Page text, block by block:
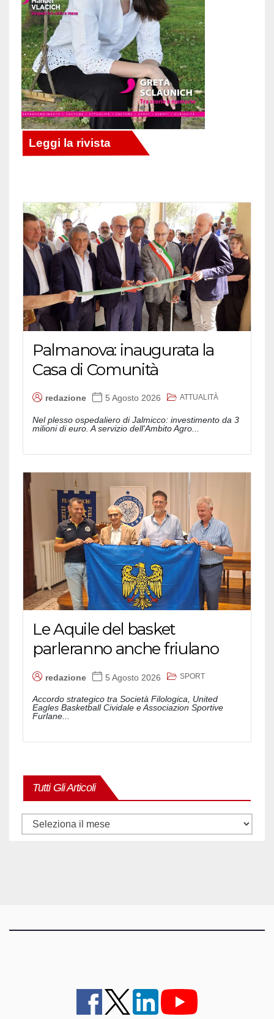
Palmanova: inaugurata la
Casa di Comunità
redazione 5 Agosto 2026 ATTUALITÀ
Nel plesso ospedaliero di Jalmicco: investimento da 3
milioni di euro. A servizio dell'Ambito Agro...
Le Aquile del basket
parleranno anche friulano
redazione 5 Agosto 2026 SPORT
Accordo strategico tra Società Filologica, United
Eagles Basketball Cividale e Associazion Sportive
Furlane...
Tutti Gli Articoli
Tutti